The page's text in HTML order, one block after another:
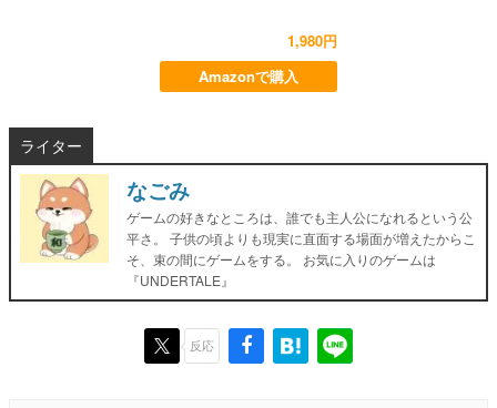
1,980円
Amazonで購入
ライター
なごみ
ゲームの好きなところは、誰でも主人公になれるという公
平さ。 子供の頃よりも現実に直面する場面が増えたからこ
そ、束の間にゲームをする。 お気に入りのゲームは
『UNDERTALE』
反応